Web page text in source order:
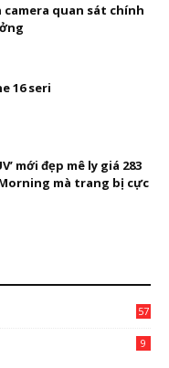
quan sát chính
16 seri
mới đẹp mê ly giá 283
mà trang bị cực
57
9